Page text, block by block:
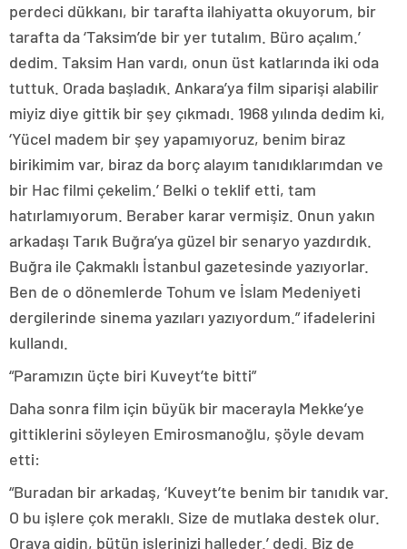
perdeci dükkanı, bir tarafta ilahiyatta okuyorum, bir
tarafta da ‘Taksim’de bir yer tutalım. Büro açalım.’
dedim. Taksim Han vardı, onun üst katlarında iki oda
tuttuk. Orada başladık. Ankara’ya film siparişi alabilir
miyiz diye gittik bir şey çıkmadı. 1968 yılında dedim ki,
‘Yücel madem bir şey yapamıyoruz, benim biraz
birikimim var, biraz da borç alayım tanıdıklarımdan ve
bir Hac filmi çekelim.’ Belki o teklif etti, tam
hatırlamıyorum. Beraber karar vermişiz. Onun yakın
arkadaşı Tarık Buğra’ya güzel bir senaryo yazdırdık.
Buğra ile Çakmaklı İstanbul gazetesinde yazıyorlar.
Ben de o dönemlerde Tohum ve İslam Medeniyeti
dergilerinde sinema yazıları yazıyordum.” ifadelerini
kullandı.
“Paramızın üçte biri Kuveyt’te bitti”
Daha sonra film için büyük bir macerayla Mekke’ye
gittiklerini söyleyen Emirosmanoğlu, şöyle devam
etti:
“Buradan bir arkadaş, ‘Kuveyt’te benim bir tanıdık var.
O bu işlere çok meraklı. Size de mutlaka destek olur.
Oraya gidin, bütün işlerinizi halleder.’ dedi. Biz de